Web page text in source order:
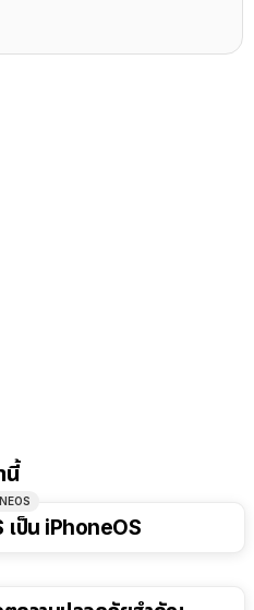
นี้
เป็น iPhoneOS